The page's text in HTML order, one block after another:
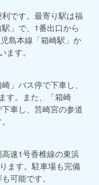
です。最寄り駅は福
」で、1番出口から
島本線「箱崎駅」か
す。
」バス停で下車し、
す。また、「箱崎
車し、筥崎宮の参道
速1号香椎線の東浜
ます。駐車場も完備
可能です。